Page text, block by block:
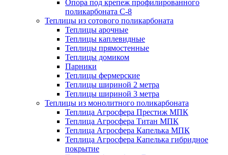
Опора под крепеж профилированного
поликарбоната С-8
Теплицы из сотового поликарбоната
Теплицы арочные
Теплицы каплевидные
Теплицы прямостенные
Теплицы домиком
Парники
Теплицы фермерские
Теплицы шириной 2 метра
Теплицы шириной 3 метра
Теплицы из монолитного поликарбоната
Теплица Агросфера Престиж МПК
Теплица Агросфера Титан МПК
Теплица Агросфера Капелька МПК
Теплица Агросфера Капелька гибридное
покрытие